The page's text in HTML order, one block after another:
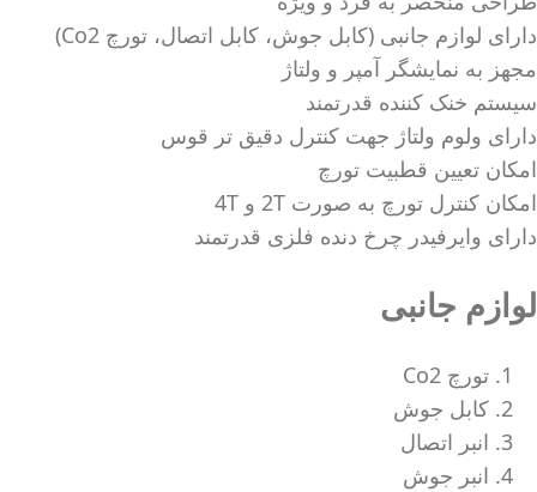
دارای لوازم جانبی (کابل جوش، کابل اتصال، تورچ Co2)
مجهز به نمایشگر آمپر و ولتاژ
سیستم خنک کننده قدرتمند
دارای ولوم ولتاژ جهت کنترل دقیق تر قوس
امکان تعیین قطبیت تورچ
امکان کنترل تورچ به صورت 2T و 4T
دارای وایرفیدر چرخ دنده فلزی قدرتمند
لوازم جانبی
تورچ Co2
کابل جوش
انبر اتصال
انبر جوش